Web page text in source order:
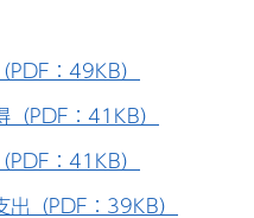
PDF：49KB）
（PDF：41KB）
PDF：41KB）
出（PDF：39KB）